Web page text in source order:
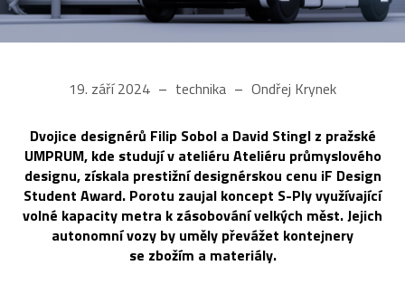
19. září 2024 technika Ondřej Krynek
Dvojice designérů Filip Sobol a David Stingl z pražské
UMPRUM, kde studují v ateliéru Ateliéru průmyslového
designu, získala prestižní designérskou cenu iF Design
Student Award. Porotu zaujal koncept S-Ply využívající
volné kapacity metra k zásobování velkých měst. Jejich
autonomní vozy by uměly převážet kontejnery
se zbožím a materiály.